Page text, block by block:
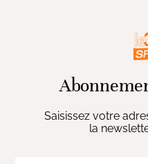
Saisissez votre
la